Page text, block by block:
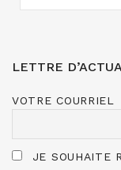
LETTRE
VOTRE COURRIEL
JE SOUHAITE